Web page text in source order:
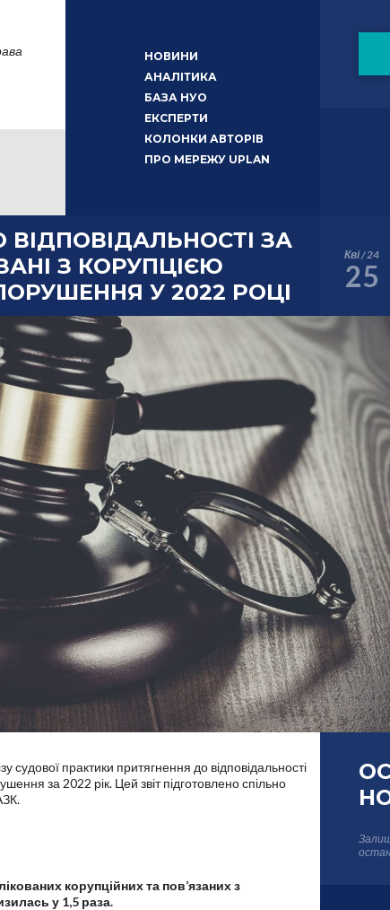
НОВИНИ
АНАЛІТИКА
БАЗА НУО
ЕКСПЕРТИ
КОЛОНКИ АВТОРІВ
ПРО МЕРЕЖУ UPLAN
ЗА
З КОРУПЦІЄЮ
У 2022 РОЦІ
Кві / 24
25
судової практики притягнення до відповідальності
за 2022 рік. Цей звіт підготовлено спільно
корупційних та пов’язаних з
у 1,5 раза.